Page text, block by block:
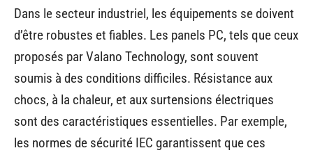
Dans le secteur industriel, les équipements se doivent
d’être robustes et fiables. Les panels PC, tels que ceux
proposés par Valano Technology, sont souvent
soumis à des conditions difficiles. Résistance aux
chocs, à la chaleur, et aux surtensions électriques
sont des caractéristiques essentielles. Par exemple,
les normes de sécurité IEC garantissent que ces